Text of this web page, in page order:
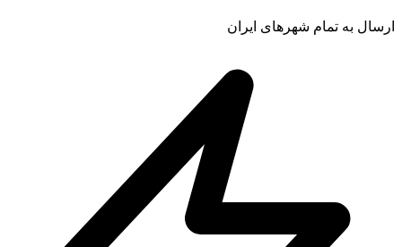
ارسال به تمام شهرهای ایران